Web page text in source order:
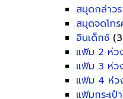
สมุดกล่าว
สมุดจดโท
อินเด็กซ์
แฟ้ม 2 ห่ว
แฟ้ม 3 ห่ว
แฟ้ม 4 ห่ว
แฟ้มกระเป๋า